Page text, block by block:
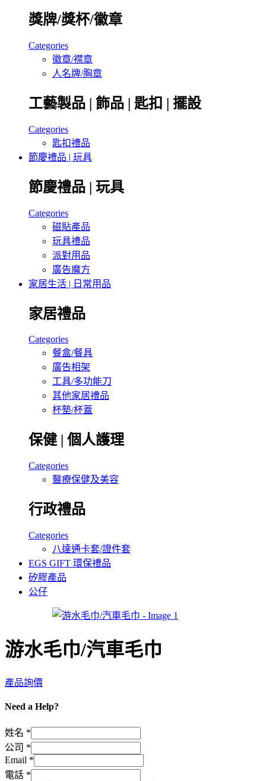
獎牌/獎杯/徽章
Categories
徽章/襟章
人名牌/胸章
工藝製品 | 飾品 | 匙扣 | 擺設
Categories
匙扣禮品
節慶禮品 | 玩具
節慶禮品 | 玩具
Categories
磁貼產品
玩具禮品
派對用品
廣告魔方
家居生活 | 日常用品
家居禮品
Categories
餐盒/餐具
廣告相架
工具/多功能刀
其他家居禮品
杯墊/杯蓋
保健 | 個人護理
Categories
醫療保健及美容
行政禮品
Categories
八達通卡套/證件套
EGS GIFT 環保禮品
矽膠產品
公仔
游水毛巾/汽車毛巾
產品詢價
Need a Help?
姓名 *
Email
詢
問
公司 *
Email *
電話 *